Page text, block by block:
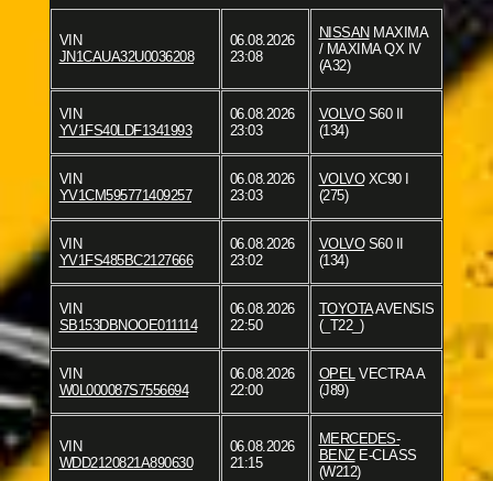
VIN
JN1CAUA32U0036208
06.08.2026
23:08
NISSAN MAXIMA
/ MAXIMA QX IV
(A32)
VIN
YV1FS40LDF1341993
06.08.2026
23:03
VOLVOS60 II
(134)
VIN
YV1CM595771409257
06.08.2026
23:03
VOLVOXC90 I
(275)
VIN
YV1FS485BC2127666
06.08.2026
23:02
VOLVOS60 II
(134)
VIN
SB153DBNOOE011114
06.08.2026
22:50
TOYOTAAVENSIS
(_T22_)
VIN
W0L000087S7556694
06.08.2026
22:00
OPELVECTRA A
(J89)
VIN
WDD2120821A890630
06.08.2026
21:15
MERCEDES-
BENZE-CLASS
(W212)